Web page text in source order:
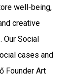
well-being,
creative
Our Social
cases and
Founder Art